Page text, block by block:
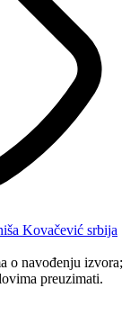
Kovačević srbija
o navođenju izvora;
preuzimati.